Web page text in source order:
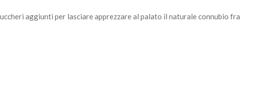
aggiunti per lasciare apprezzare al palato il naturale connubio fra